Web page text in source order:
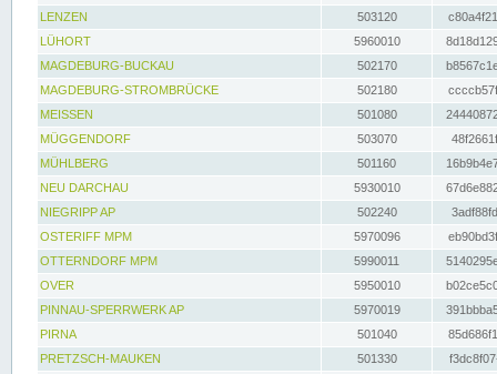
LENZEN
503120
LÜHORT
5960010
MAGDEBURG-BUCKAU
502170
MAGDEBURG-STROMBRÜCKE
502180
MEISSEN
501080
MÜGGENDORF
503070
MÜHLBERG
501160
NEU DARCHAU
5930010
NIEGRIPP AP
502240
OSTERIFF MPM
5970096
OTTERNDORF MPM
5990011
OVER
5950010
PINNAU-SPERRWERK AP
5970019
PIRNA
501040
PRETZSCH-MAUKEN
501330